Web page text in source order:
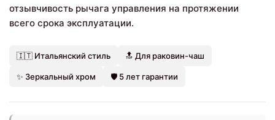
отзывчивость рычага управления на протяжении
всего срока эксплуатации.
🇮🇹 Итальянский стиль 🔝 Для раковин-чаш
✨ Зеркальный хром 🛡️ 5 лет гарантии